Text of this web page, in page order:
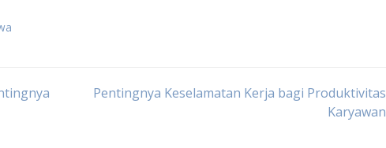
Pentingnya Keselamatan Kerja bagi Produktivitas
Karyawan